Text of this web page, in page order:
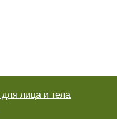
лица и тела